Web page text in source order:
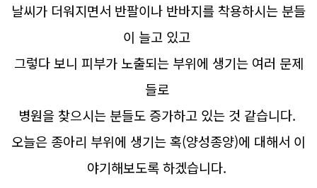
날씨가 더워지면서 반팔이나 반바지를 착용하시는 분들
이 늘고 있고
그렇다 보니 피부가 노출되는 부위에 생기는 여러 문제
들로
병원을 찾으시는 분들도 증가하고 있는 것 같습니다.
오늘은 종아리 부위에 생기는 혹(양성종양)에 대해서 이
야기해보도록 하겠습니다.